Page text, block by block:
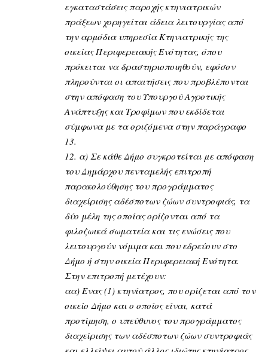
εγκαταστάσεις παροχής κτηνιατρικών
πράξεων χορηγείται άδεια λειτουργίας από
την αρμόδια υπηρεσία Κτηνιατρικής της
οικείας Περιφερειακής Ενότητας, όπου
πρόκειται να δραστηριοποιηθούν, εφόσον
πληρούνται οι απαιτήσεις που προβλέπονται
στην απόφαση του Υπουργού Αγροτικής
Ανάπτυξης και Τροφίμων που εκδίδεται
σύμφωνα με τα οριζόμενα στην παράγραφο
13.
12. α) Σε κάθε Δήμο συγκροτείται με απόφαση
του Δημάρχου πενταμελής επιτροπή
παρακολούθησης του προγράμματος
διαχείρισης αδέσποτων ζώων συντροφιάς, τα
δύο μέλη της οποίας ορίζονται από τα
φιλοζωικά σωματεία και τις ενώσεις που
λειτουργούν νόμιμα και που εδρεύουν στο
Δήμο ή στην οικεία Περιφερειακή Ενότητα.
Στην επιτροπή μετέχουν:
αα) Ένας (1) κτηνίατρος, που ορίζεται από τον
οικείο Δήμο και ο οποίος είναι, κατά
προτίμηση, ο υπεύθυνος του προγράμματος
διαχείρισης των αδέσποτων ζώων συντροφιάς